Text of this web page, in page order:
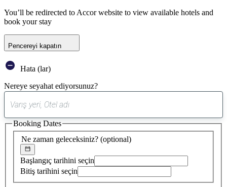
You’ll be redirected to Accor website to view available hotels and
book your stay
Pencereyi kapatın
Hata (lar)
Nereye seyahat ediyorsunuz?
öneri
bulundu
Ne zaman geleceksiniz? (optional)
Başlangıç tarihini seçin
Bitiş tarihini seçin
Booking Dates